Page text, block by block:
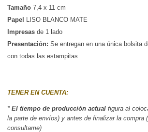
Tamaño 7,4 x 11 cm
Papel
LISO BLANCO MATE
Impresas de 1 lado
Presentación: Se entregan en una única bolsita
con todas las estampitas.
TENER EN CUENTA:
* El tiempo de producción actual figura al
la parte de envíos) y antes de finalizar la compra
consultame)